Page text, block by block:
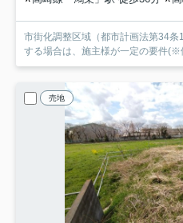
市街化調整区域（都市計画法第34
する場合は、施主様が一定の要件(※
売地